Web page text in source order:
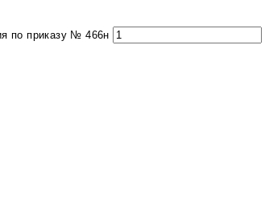
по приказу № 466н